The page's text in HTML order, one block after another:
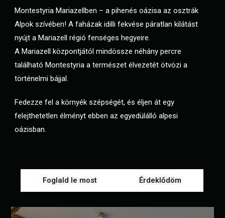
Montestyria Mariazellben – a pihenés oázisa az osztrák
Alpok szívében! A faházak idilli fekvése páratlan kilátást
nyújt a Mariazell régió fenséges hegyeire.
A Mariazell központjától mindössze néhány percre
található Montestyria a természet élvezetét ötvözi a
történelmi bájjal.
Fedezze fel a környék szépségét, és éljen át egy
felejthetetlen élményt ebben az egyedülálló alpesi
oázisban.
Foglald le most Érdeklődöm